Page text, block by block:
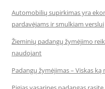
Automobilių supirkimas yra
pardavėjams ir smulkiam verslui
Žieminių padangų žymėjimo
naudojant
Padangų žymėjimas – Viskas ką